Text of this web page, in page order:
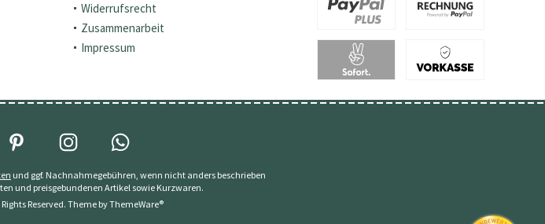
Widerrufsrecht
Zusammenarbeit
Impressum
und ggf. Nachnahmegebühren, wenn nicht anders beschrieben
und preisgebundenen Artikel sowie Kurzwaren.
Reserved. Theme byThemeWare®